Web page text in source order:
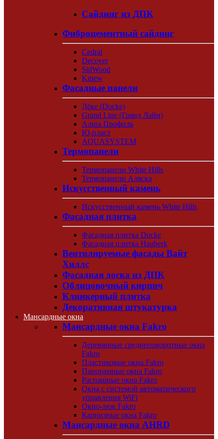
Сайдинг из ДПК
Фиброцементный сайдинг
Cedral
Decover
SidWood
Kmew
Фасадные панели
Дёке (Docke)
Grand Line (Гранд Лайн)
Альта Профиль
Ю-пласт
AQUASYSTEM
Термопанели
Термопанели White Hills
Термопанели Аляска
Искусственный камень
Искусственный камень White Hills
Фасадная плитка
Фасадная плитка Docke
Фасадная плитка Hauberk
Вентилируемые фасады Вайт
Хиллс
Фасадная доска из ДПК
Облицовочный кирпич
Клинкерный плитка
Декоративная штукатурка
Мансардные окна
Мансардные окна Fakro
Деревянные среднеповоротные окна
Fakro
Пластиковые окна Fakro
Панорамные окна Fakro
Распашные окна Fakro
Окна с системой автоматического
управления WiFi
Окно-люк Fakro
Карнизные окна Fakro
Мансардные окна AHRD